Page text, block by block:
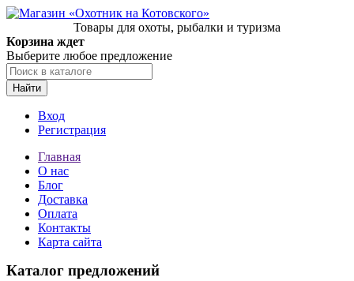
Товары для охоты, рыбалки и туризма
Корзина ждет
Выберите любое предложение
Найти
Вход
Регистрация
Главная
О нас
Блог
Доставка
Оплата
Контакты
Карта сайта
Каталог предложений